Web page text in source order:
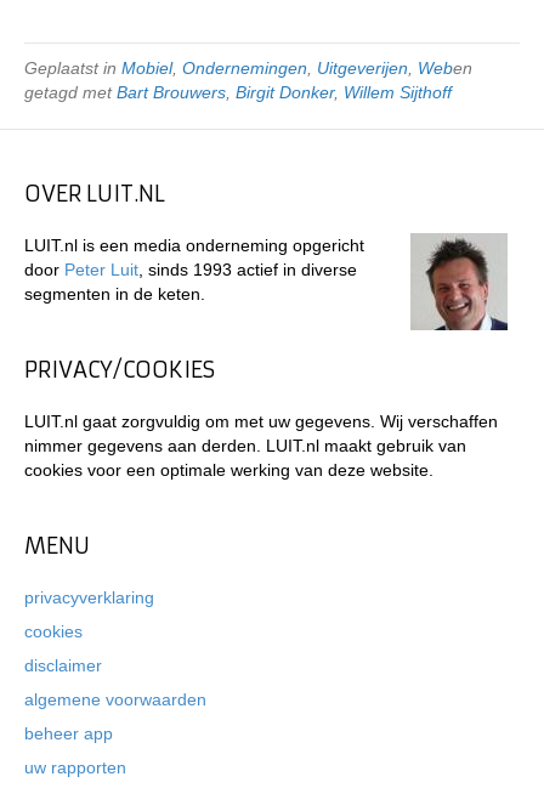
Geplaatst in Mobiel, Ondernemingen Uitgeverijen Weben
getagd metBart Brouwers Birgit Donker, Willem Sijthoff
OVER LUIT.NL
LUIT.nl is een media onderneming opgericht
door Peter Luit , sinds 1993 actief in diverse
segmenten in de keten.
PRIVACY/COOKIES
LUIT.nl gaat zorgvuldig om met uw gegevens. Wij verschaffen
nimmer gegevens aan derden. LUIT.nl maakt gebruik van
cookies voor een optimale werking van deze website.
MENU
privacyverklaring
cookies
disclaimer
algemene voorwaarden
beheer app
uw rapporten